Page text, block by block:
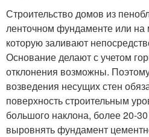
Строительство домов из
ленточном фундаменте или на
которую заливают
Основание делают с учетом
отклонения возможны.
возведения несущих стен
поверхность строительным
большого наклона, более 20-
выровнять фундамент